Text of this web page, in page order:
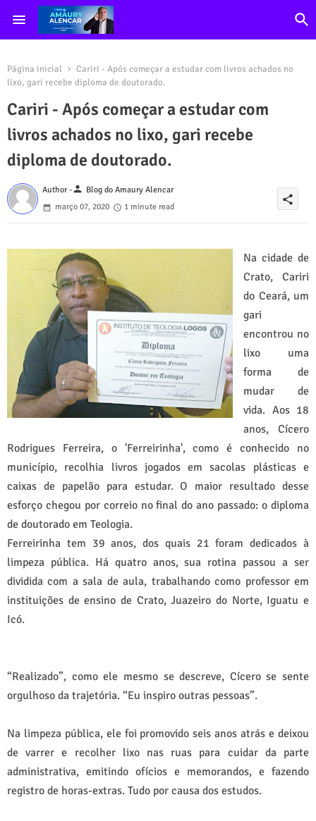
Página inicial
Cariri - Após começar a estudar com livros achados no
lixo, gari recebe diploma de doutorado.
Cariri - Após começar a estudar com
livros achados no lixo, gari recebe
diploma de doutorado.
Author -person Blog do Amaury Alencar
março 07, 2020
1 minute read
share
Na cidade de
Crato, Cariri
do Ceará, um
gari
encontrou no
lixo uma
forma de
mudar de
vida. Aos 18
anos, Cícero
Rodrigues Ferreira, o 'Ferreirinha', como é conhecido no
município, recolhia livros jogados em sacolas plásticas e
caixas de papelão para estudar. O maior resultado desse
esforço chegou por correio no final do ano passado: o diploma
de doutorado em Teologia.
Ferreirinha tem 39 anos, dos quais 21 foram dedicados à
limpeza pública. Há quatro anos, sua rotina passou a ser
dividida com a sala de aula, trabalhando como professor em
instituições de ensino de Crato, Juazeiro do Norte, Iguatu e
Icó.
“Realizado”, como ele mesmo se descreve, Cícero se sente
orgulhoso da trajetória. “Eu inspiro outras pessoas”.
Na limpeza pública, ele foi promovido seis anos atrás e deixou
de varrer e recolher lixo nas ruas para cuidar da parte
administrativa, emitindo ofícios e memorandos, e fazendo
registro de horas-extras. Tudo por causa dos estudos.